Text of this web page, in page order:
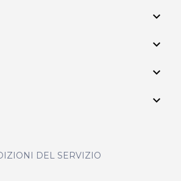
expand_more
expand_more
expand_more
expand_more
DEL SERVIZIO